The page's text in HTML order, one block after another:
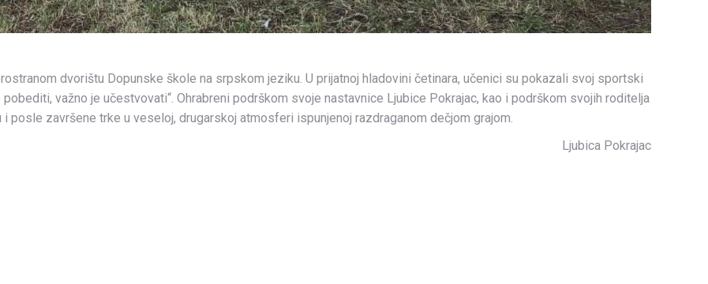
dvorištu Dopunske škole na srpskom jeziku. U prijatnoj hladovini četinara, učenici su pokazali svoj sportski
važno je učestvovati“. Ohrabreni podrškom svoje nastavnice Ljubice Pokrajac, kao i podrškom svojih roditelja
završene trke u veseloj, drugarskoj atmosferi ispunjenoj razdraganom dečjom grajom.
Ljubica Pokrajac